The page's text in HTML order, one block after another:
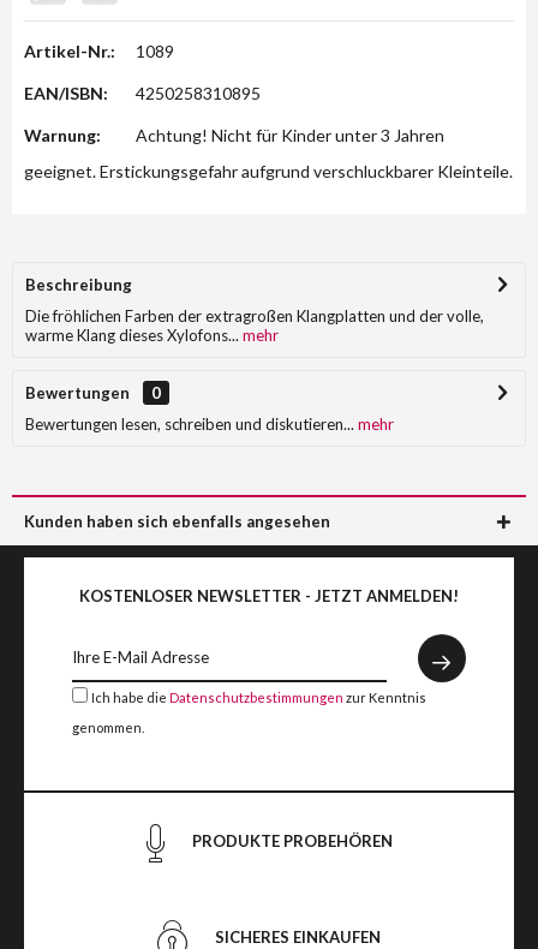
Artikel-Nr.: 1089
EAN/ISBN: 4250258310895
Warnung:
Achtung! Nicht für Kinder unter 3 Jahren
geeignet. Erstickungsgefahr aufgrund verschluckbarer Kleinteile.
Beschreibung
Die fröhlichen Farben der extragroßen Klangplatten und der volle,
warme Klang dieses Xylofons... mehr
Bewertungen
0
Bewertungen lesen, schreiben und diskutieren... mehr
Kunden haben sich ebenfalls angesehen
KOSTENLOSER NEWSLETTER - JETZT ANMELDEN!
Ich habe die Datenschutzbestimmungen zur Kenntnis
genommen.
PRODUKTE PROBEHÖREN
SICHERES EINKAUFEN